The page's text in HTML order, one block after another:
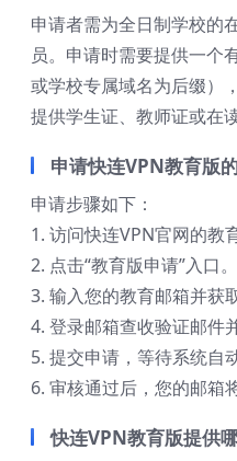
申请者需为全日制学校的
员。申请时需要提供一个
或学校专属域名为后缀）
提供学生证、教师证或在
申请快连VPN教育版
申请步骤如下：
1. 访问快连VPN官网的教
2. 点击“教育版申请”入口。
3. 输入您的教育邮箱并获
4. 登录邮箱查收验证邮件
5. 提交申请，等待系统自
6. 审核通过后，您的邮箱
快连VPN教育版提供